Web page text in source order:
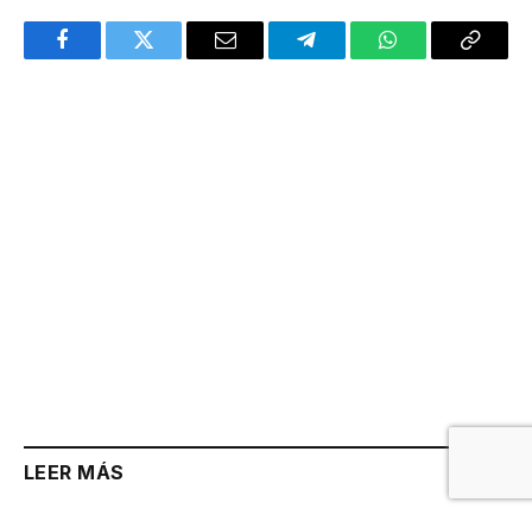
FacebookTwitter Email TelegramWhatsAppCopy
LEER MÁS